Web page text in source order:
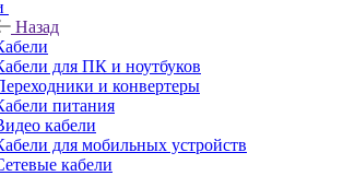
Назад
для ПК и ноутбуков
и конвертеры
питания
кабели
для мобильных устройств
кабели